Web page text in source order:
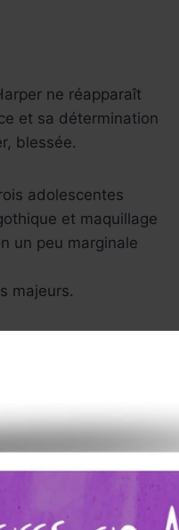
ne réapparaît
et sa détermination
blessée.
adolescentes
et maquillage
un peu marginale
majeurs.
de vivre, adultères,
forte empathie